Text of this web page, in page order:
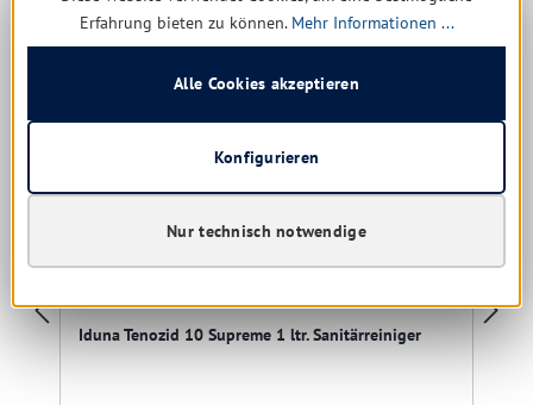
Restposten
Iduna Tenozid 10 Supreme 1 ltr. Sanitärreiniger
Erfahrung bieten zu können. Mehr Informationen ...
Nur technisch notwendige
Konfigurieren
Alle Cookies akzeptieren